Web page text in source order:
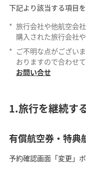
下記より該当する項目
* 旅行会社や他航空会
購入された旅行会社
* ご不明な点がござい
おりますので合わせ
お問い合せ
1.旅行を継続す
有償航空券・特典
予約確認画面「変更」